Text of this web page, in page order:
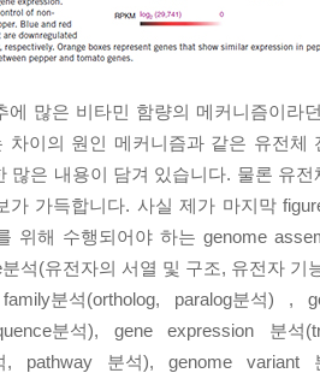
에 많은 비타민 함량의 메커니즘이라
차이의 원인 메커니즘과 같은 유전체
많은 내용이 담겨 있습니다. 물론 유
가 가득합니다. 사실 제가 마지막
위해 수행되어야 하는 genome
석(유전자의 서열 및 구조, 유전자 기
분석(ortholog, paralog분석) ,
분석), gene expression 분석
, pathway 분석), genome variant